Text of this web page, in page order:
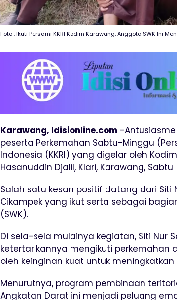
Foto : Ikuti Persami KKRI Kodim Karawang, Anggota SWK Ini
Karawang, Idisionline.com -
peserta Perkemahan Sabtu-Minggu
Indonesia (KKRI) yang digelar oleh
Hasanuddin Djalil, Klari, Karawang,
Salah satu kesan positif datang dari Siti
Cikampek yang ikut serta sebagai
(SWK).
Di sela-sela mulainya kegiatan, Siti Nur
ketertarikannya mengikuti perkemahan
oleh keinginan kuat untuk meningkatkan
Menurutnya, program pembinaan
Angkatan Darat ini menjadi peluang